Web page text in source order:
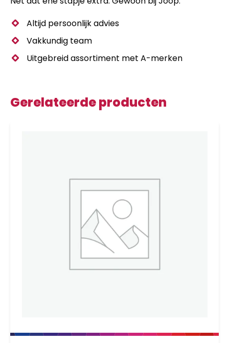
Altijd persoonlijk advies
Vakkundig team
Uitgebreid assortiment met A-merken
Gerelateerde producten